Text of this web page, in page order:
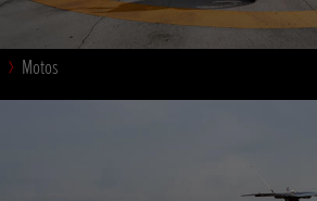
Motos